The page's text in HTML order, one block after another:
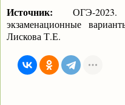
Источник: ОГЭ-2023.
экзаменационные
Лискова Т.Е.